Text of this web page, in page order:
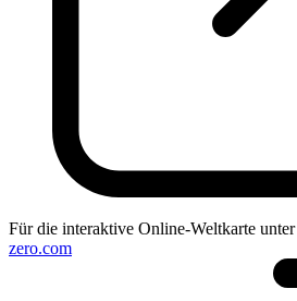
Für die interaktive Online-Weltkarte unter
zero.com